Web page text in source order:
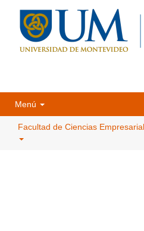
Menú
Facultad de Ciencias